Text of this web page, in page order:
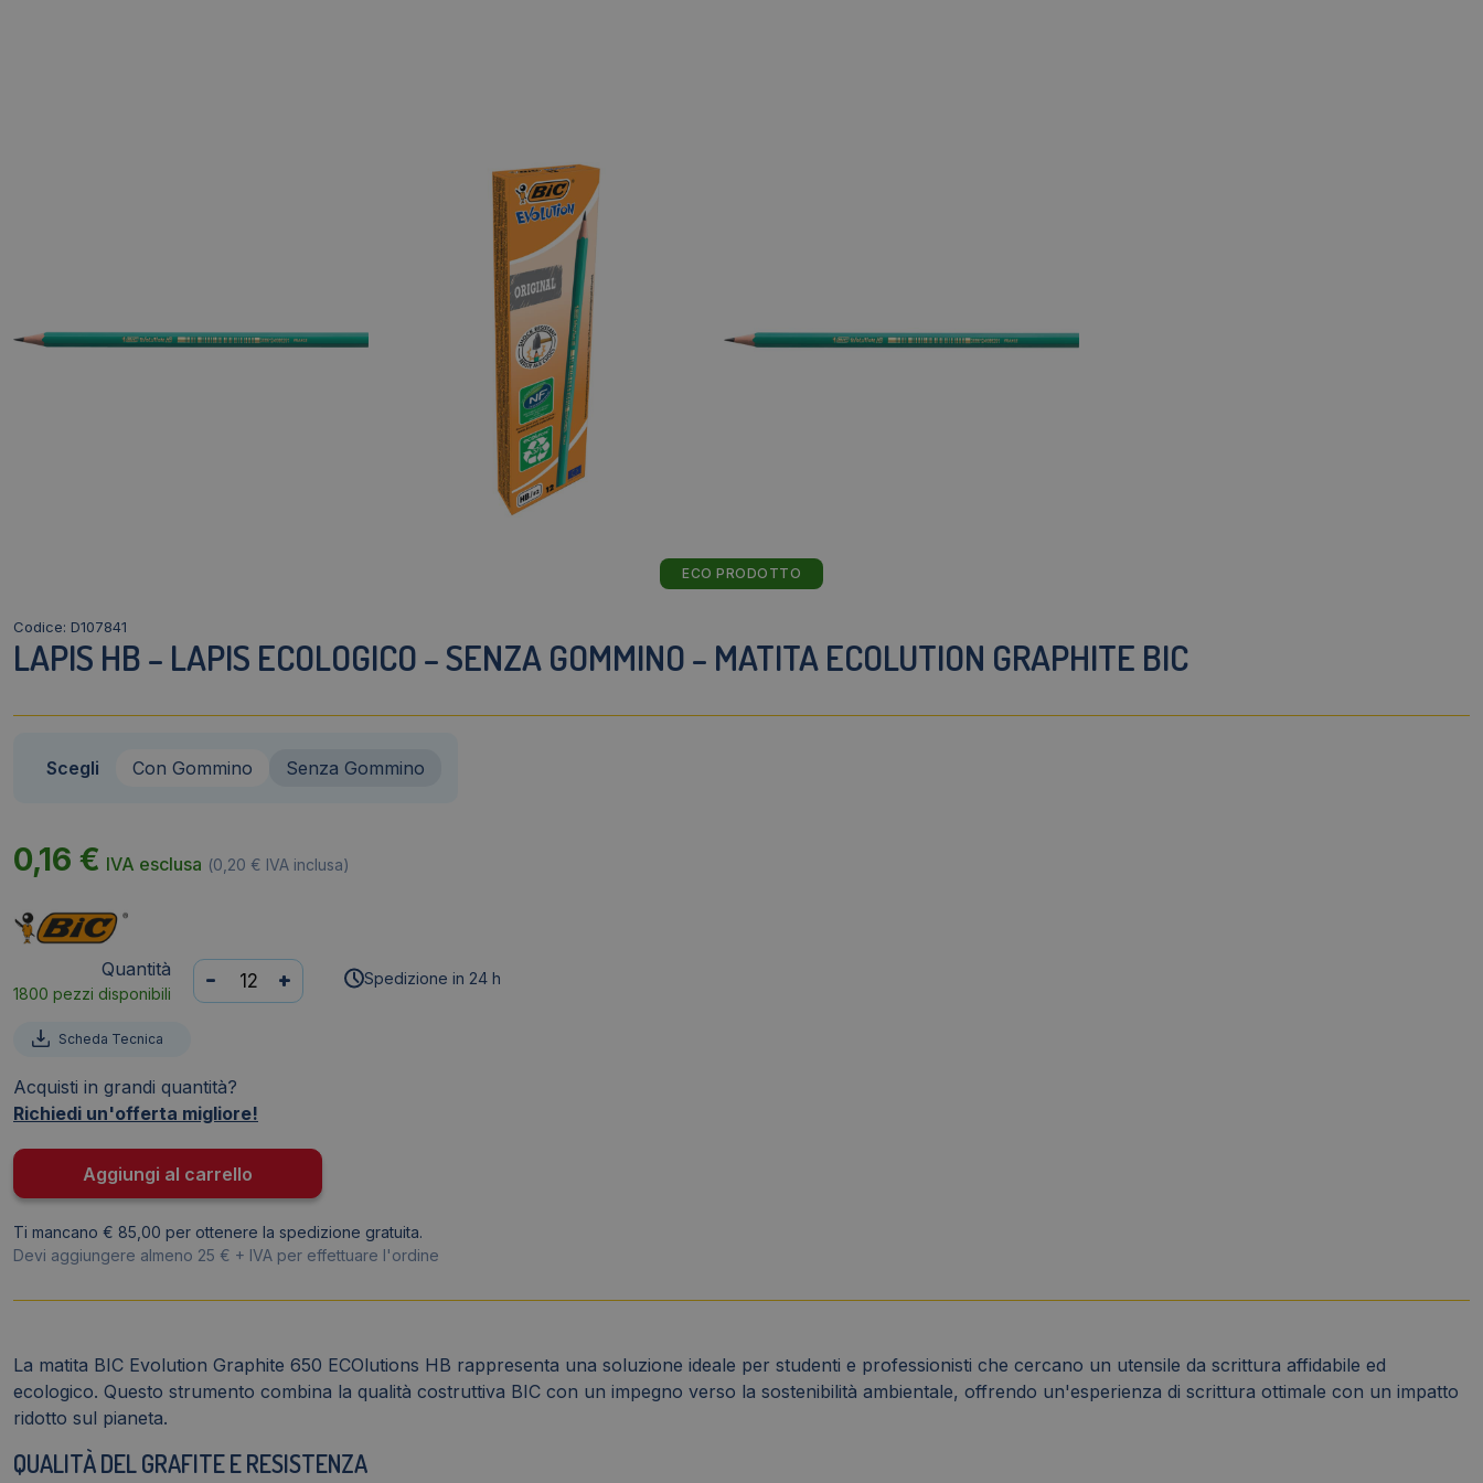
ECO PRODOTTO
Codice: D107841
LAPIS HB – LAPIS ECOLOGICO – SENZA GOMMINO – MATITA ECOLUTION GRAPHITE BIC
Scegli Con Gommino Senza Gommino
0,16 € IVA esclusa (0,20 € IVA inclusa)
Quantità
1800 pezzi disponibili
Lapis
HB
Ecologico
-
Senza
Gommino
-
Matita
Ecolution
Graphite
- + Spedizione in 24 h
Scheda Tecnica
Acquisti in grandi quantità?
Richiedi un'offerta migliore!
Aggiungi al carrello
Ti mancano € 85,00 per ottenere la spedizione gratuita.
Devi aggiungere almeno 25 € + IVA per effettuare l'ordine
La matita BIC Evolution Graphite 650 ECOlutions HB rappresenta una soluzione ideale per studenti e professionisti che cercano un utensile da scrittura affidabile ed
ecologico. Questo strumento combina la qualità costruttiva BIC con un impegno verso la sostenibilità ambientale, offrendo un'esperienza di scrittura ottimale con un impatto
ridotto sul pianeta.
QUALITÀ DEL GRAFITE E RESISTENZA